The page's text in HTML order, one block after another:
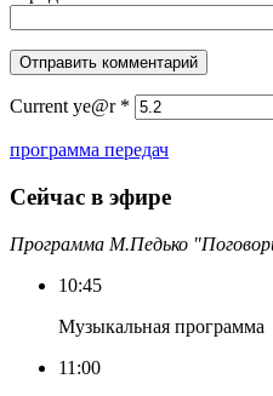
Current ye@r *
программа передач
Сейчас в эфире
Программа М.Педько
10:45
Музыкальная программа
11:00